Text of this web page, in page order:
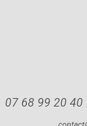
07 68 99 20 40